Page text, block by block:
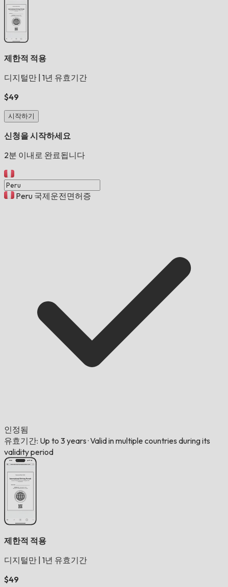
제한적 적용
디지털만 1년 유효기간
$49
시작하기
신청을 시작하세요
2분 이내로 완료됩니다
Peru 국제운전면허증
인정됨
유효기간: Up to 3 years ·Valid in multiple countries during its
validity period
제한적 적용
디지털만 1년 유효기간
$49